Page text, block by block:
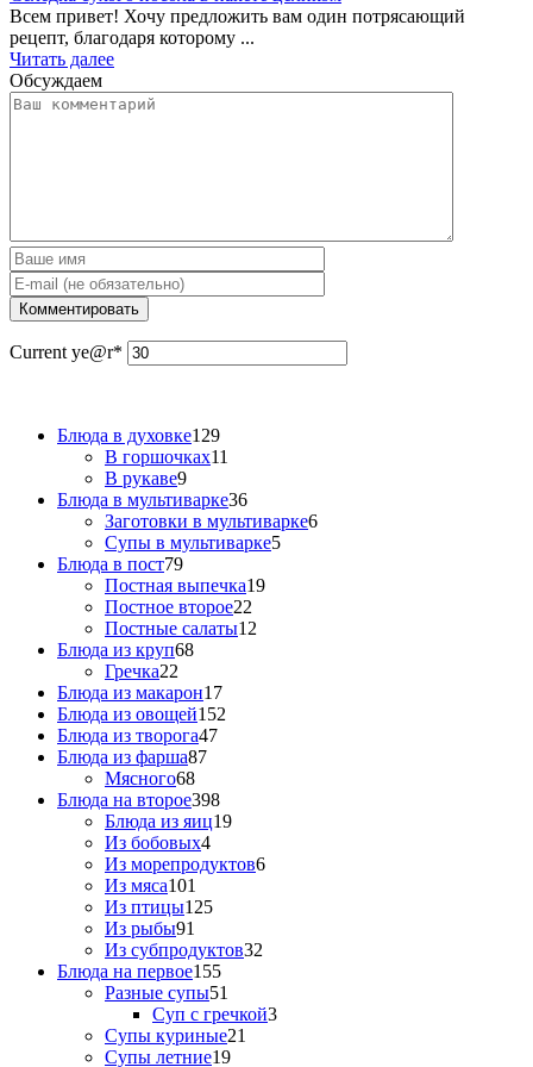
Всем привет! Хочу предложить вам один потрясающий
рецепт, благодаря которому ...
Читать далее
Обсуждаем
Current ye@r*
Блюда в духовке129
В горшочках11
В рукаве9
Блюда в мультиварке36
Заготовки в мультиварке6
Супы в мультиварке5
Блюда в пост79
Постная выпечка19
Постное второе22
Постные салаты12
Блюда из круп68
Гречка22
Блюда из макарон17
Блюда из овощей152
Блюда из творога47
Блюда из фарша87
Мясного68
Блюда на второе398
Блюда из яиц19
Из бобовых4
Из морепродуктов6
Из мяса101
Из птицы125
Из рыбы91
Из субпродуктов32
Блюда на первое155
Разные супы51
Суп с гречкой3
Супы куриные21
Супы летние19